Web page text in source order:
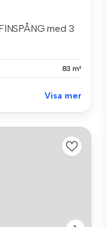
med 3
83 m²
Visa mer